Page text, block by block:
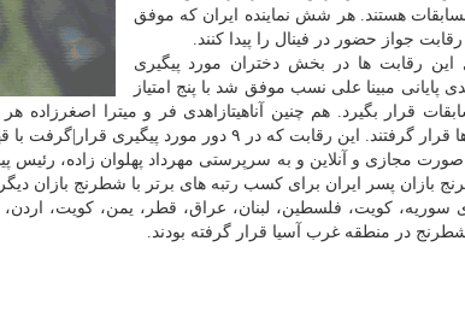
مسابقات هستند. هر شش نماینده ایران که موفق
این رقابت ها در بخش دختران مورد پیگیری
پایانی مبینا علی نسب موفق شد با پنج امتیاز
صورت مجازی و آنلاین و به سرپرستی مهرداد پهلوان زاده،
بازان پسر ایران برای کسب رتبه های برتر با شطرنج بازان دیگر
سوریه، کویت، فلسطین، لبنان، عراق، قطر، یمن، کویت،
در منطقه غرب آسیا قرار گرفته بودند.